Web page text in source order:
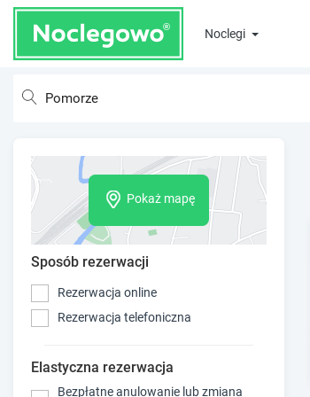
Noclegi
Pokaż mapę
Sposób rezerwacji
Rezerwacja online
Rezerwacja telefoniczna
Elastyczna rezerwacja
Bezpłatne anulowanie lub zmiana